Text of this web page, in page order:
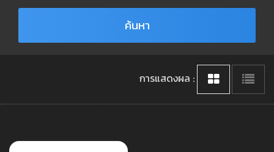
ค้นหา
การแสดงผล :